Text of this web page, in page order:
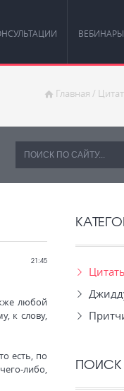
ВЕБИНАРЫ
Главная /
21:45
любой
к слову,
есть, по
либо,
ПОИСК